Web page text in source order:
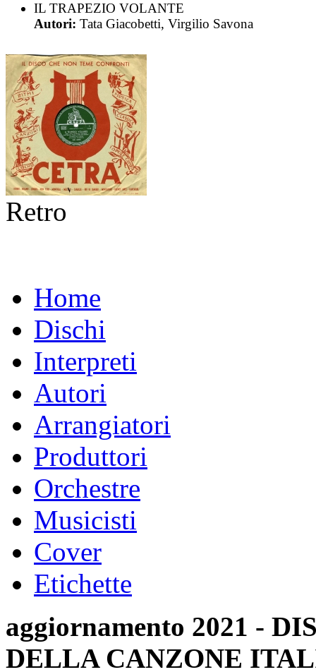
IL TRAPEZIO VOLANTE
Autori: Tata Giacobetti, Virgilio Savona
Retro
Home
Dischi
Interpreti
Autori
Arrangiatori
Produttori
Orchestre
Musicisti
Cover
Etichette
aggiornamento 2021 -
DELLA CANZONE